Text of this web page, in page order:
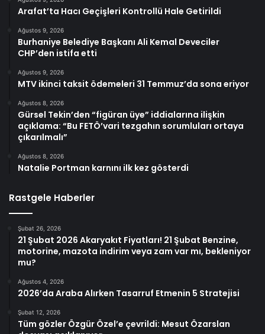
Arafat’ta Hacı Geçişleri Kontrollü Hale Getirildi
Ağustos 9, 2026
Burhaniye Belediye Başkanı Ali Kemal Deveciler
CHP’den istifa etti
Ağustos 9, 2026
MTV ikinci taksit ödemeleri 31 Temmuz’da sona eriyor
Ağustos 8, 2026
Gürsel Tekin’den “figüran üye” iddialarına ilişkin
açıklama: “Bu FETÖ’vari tezgahın sorumluları ortaya
çıkarılmalı”
Ağustos 8, 2026
Natalie Portman karnını ilk kez gösterdi
Rastgele Haberler
Şubat 26, 2026
21 Şubat 2026 Akaryakıt Fiyatları! 21 Şubat Benzine,
motorine, mazota indirim veya zam var mı, bekleniyor
mu?
Ağustos 4, 2026
2026’da Araba Alırken Tasarruf Etmenin 5 Stratejisi
Şubat 12, 2026
Tüm gözler Özgür Özel’e çevrildi: Mesut Özarslan